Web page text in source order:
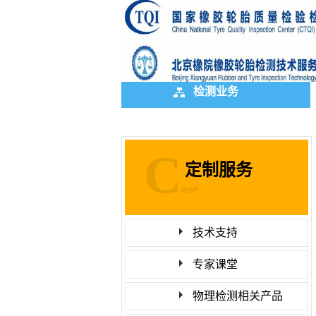
检测业务
定制服务
C ase
技术支持
专家课堂
物理检测相关产品